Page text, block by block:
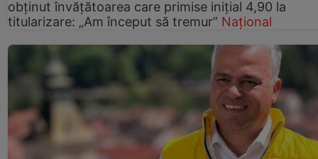
obținut învățătoarea care primise inițial 4,90 la
titularizare: „Am început să tremur” Național